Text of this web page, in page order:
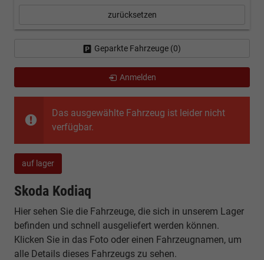
Das ausgewählte Fahrzeug ist leider nicht
verfügbar.
auf lager
Skoda Kodiaq
Hier sehen Sie die Fahrzeuge, die sich in unserem Lager
befinden und schnell ausgeliefert werden können.
Klicken Sie in das Foto oder einen Fahrzeugnamen, um
alle Details dieses Fahrzeugs zu sehen.
zurücksetzen
Geparkte Fahrzeuge (0)
Anmelden